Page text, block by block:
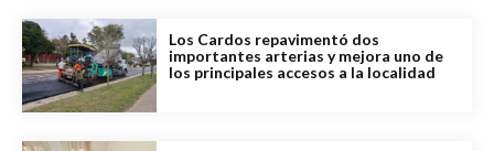
Los Cardos repavimentó dos
importantes arterias y mejora uno de
los principales accesos a la localidad